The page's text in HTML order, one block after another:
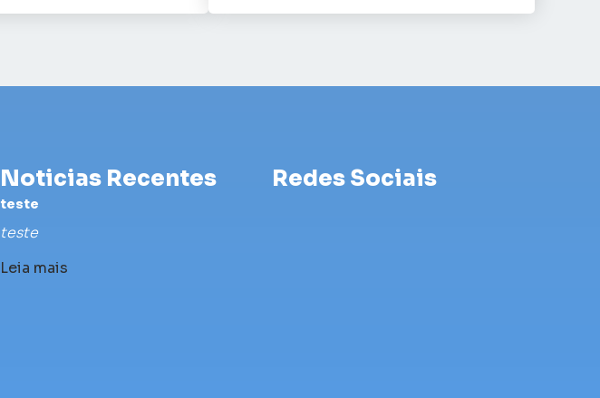
Noticias Recentes
teste
teste
Leia mais
Redes Sociais